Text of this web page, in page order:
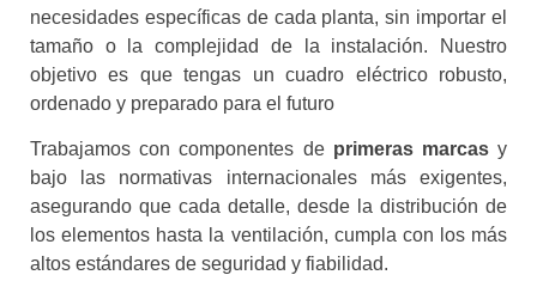
necesidades específicas de cada planta, sin importar el
tamaño o la complejidad de la instalación. Nuestro
objetivo es que tengas un cuadro eléctrico robusto,
ordenado y preparado para el futuro
Trabajamos con componentes de primeras marcasy
bajo las normativas internacionales más exigentes,
asegurando que cada detalle, desde la distribución de
los elementos hasta la ventilación, cumpla con los más
altos estándares de seguridad y fiabilidad.